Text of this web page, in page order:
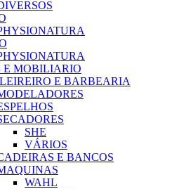
E MOBILIARIO
E BARBEARIA
SHE
VÁRIOS
E BANCOS
WAHL